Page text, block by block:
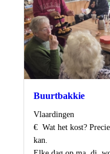
Buurtbakkie
Locatie
Vlaardingen
Kosten
€ Wat het kost?
kan.